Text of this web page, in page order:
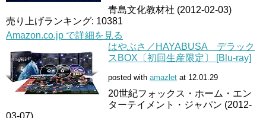
青島文化教材社 (2012-02-03)
売り上げランキング: 10381
Amazon.co.jp で詳細を見る
はやぶさ／HAYABUSA デラック
スBOX〔初回生産限定〕 [Blu-ray]
posted with amazlet at 12.01.29
20世紀フォックス・ホーム・エン
ターテイメント・ジャパン (2012-
03-07)